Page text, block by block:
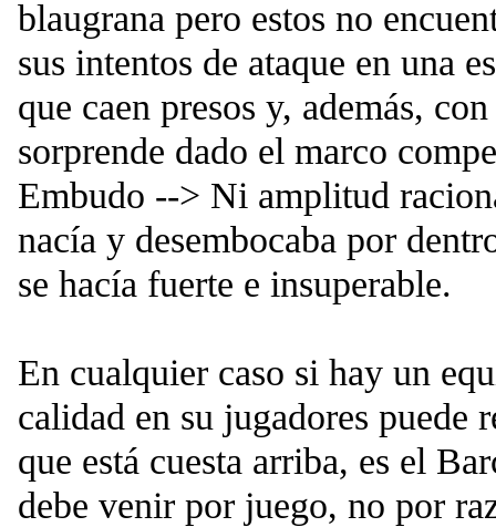
blaugrana pero estos no
sus intentos de ataque en una
que caen presos y, además,
sorprende dado el marco
Embudo --> Ni amplitud
nacía y desembocaba por
se hacía fuerte e insuperable.
En cualquier caso si hay un
calidad en su jugadores puede
que está cuesta arriba, es el
debe venir por juego, no por